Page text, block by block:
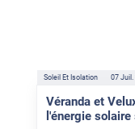
Soleil Et Isolation 07 Juil.
Véranda et
l'énergie